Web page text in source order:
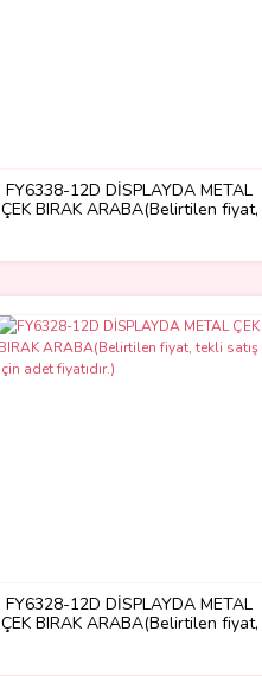
FY6338-12D DİSPLAYDA METAL
ÇEK BIRAK ARABA(Belirtilen fiyat,
FY6328-12D DİSPLAYDA METAL
ÇEK BIRAK ARABA(Belirtilen fiyat,